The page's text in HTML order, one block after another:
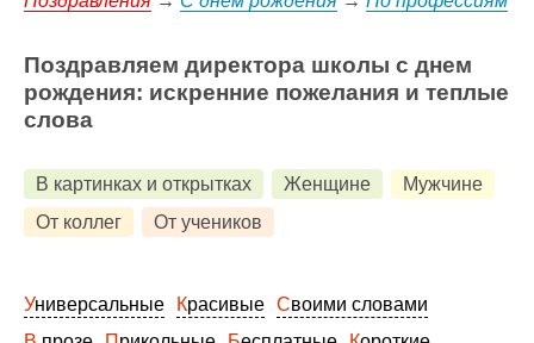
Поздравляем директора школы с днем
рождения: искренние пожелания и теплые
слова
В картинках и открытках Женщине
Мужчине
От коллег
От учеников
Универсальные Красивые
Своими словами